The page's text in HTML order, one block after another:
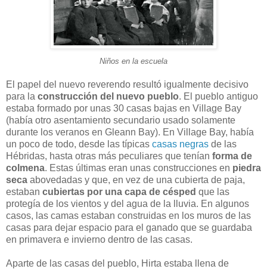
Niños en la escuela
El papel del nuevo reverendo resultó igualmente decisivo
para la construcción del nuevo pueblo. El pueblo antiguo
estaba formado por unas 30 casas bajas en Village Bay
(había otro asentamiento secundario usado solamente
durante los veranos en Gleann Bay). En Village Bay, había
un poco de todo, desde las típicas casas negras de las
Hébridas, hasta otras más peculiares que tenían forma de
colmena. Estas últimas eran unas construcciones en piedra
seca abovedadas y que, en vez de una cubierta de paja,
estaban cubiertas por una capa de césped que las
protegía de los vientos y del agua de la lluvia. En algunos
casos, las camas estaban construidas en los muros de las
casas para dejar espacio para el ganado que se guardaba
en primavera e invierno dentro de las casas.
Aparte de las casas del pueblo, Hirta estaba llena de